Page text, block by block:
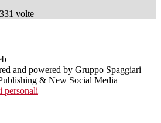
331 volte
and powered by Gruppo Spaggiari
& New Social Media
personali